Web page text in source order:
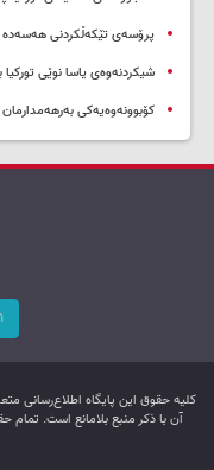
پرۆسەی تێکەڵکردنی هەسەدە
شیکردنەوەی یاسا نوێی تورکیا
کۆبوونەوەیەکی
کليه حقوق اين پایگاه اطلاع‌رسانی
آن با ذکر منبع بلامانع است.